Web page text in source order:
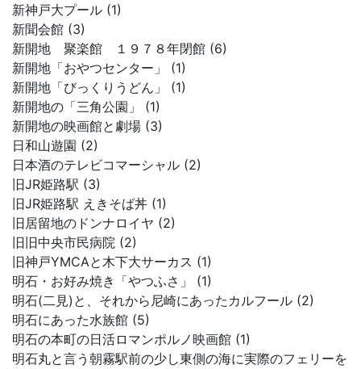
新神戸大プール (1)
新聞会館 (3)
新開地 聚楽館 １９７８年閉館 (6)
新開地「おやつセンター」 (1)
新開地「びっくりうどん」 (1)
新開地の「三角公園」 (1)
新開地の映画館と劇場 (3)
日和山遊園 (2)
日本酒のテレビコマーシャル (2)
旧JR姫路駅 (3)
旧JR姫路駅 えきそば丼 (1)
旧居留地のドンナロイヤ (2)
旧旧中央市民病院 (2)
旧神戸YMCAと木下大サーカス (1)
明石・お好み焼き「やつふさ」 (1)
明石(二見)と、それから尼崎にあったカルフール (2)
明石にあった水族館 (5)
明石の本町の日活ロマンポルノ映画館 (1)
明石丸と言う朝霧駅前の少し東側の海に実際のフェリーを